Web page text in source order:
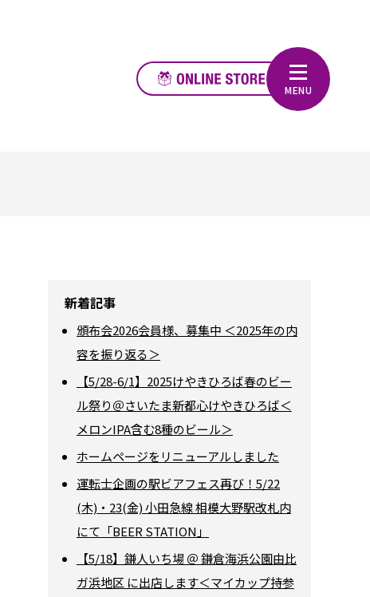
新着記事
頒布会2026会員様、募集中 ＜2025年の内
容を振り返る＞
【5/28-6/1】2025けやきひろば春のビー
ル祭り＠さいたま新都心けやきひろば＜
メロンIPA含む8種のビール＞
ホームページをリニューアルしました
運転士企画の駅ビアフェス再び！5/22
(木)・23(金) 小田急線 相模大野駅改札内
にて「BEER STATION」
【5/18】鎌人いち場 ＠ 鎌倉海浜公園由比
ガ浜地区 に出店します＜マイカップ持参